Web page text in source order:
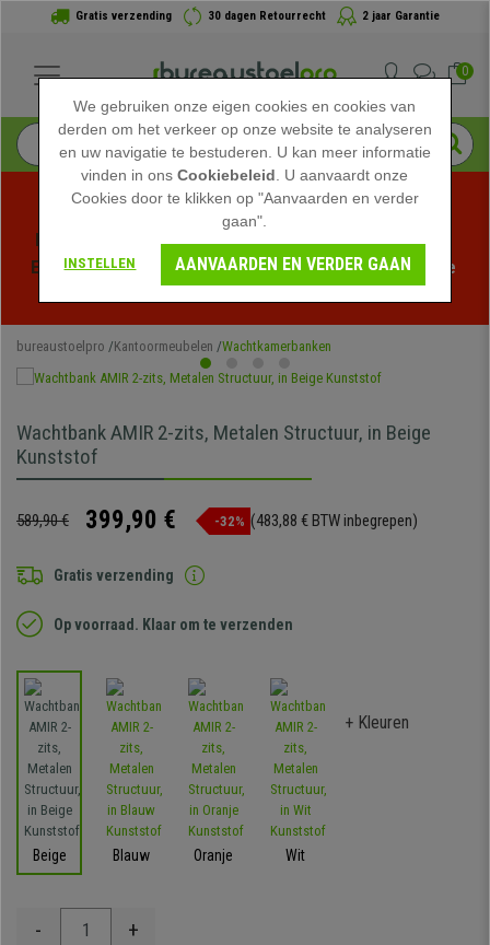
Gratis verzending 30 dagen Retourrecht 2 jaar Garantie
0
Profiteer van de Zomeruitverkoop bij bureaustoelpro!
Exclusieve kortingen voor een beperkte tijd - Bekijk de
bureaustoelpro Kantoormeubelen Wachtkamerbanken
Wachtbank AMIR 2-zits, Metalen Structuur, in Beige
Kunststof
589,90 € 399,90 € -32% (483,88 € BTW inbegrepen)
Gratis verzending
Op voorraad. Klaar om te verzenden
Beige Blauw Oranje Wit
+ Kleuren
- +
We gebruiken onze eigen cookies en cookies van
derden om het verkeer op onze website te analyseren
en uw navigatie te bestuderen. U kan meer informatie
vinden in onsCookiebeleid . U aanvaardt onze
Cookies door te klikken op "Aanvaarden en verder
gaan".
INSTELLEN AANVAARDEN EN VERDER GAAN